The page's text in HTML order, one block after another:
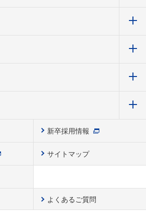
新卒採用情報
サイトマップ
よくあるご質問